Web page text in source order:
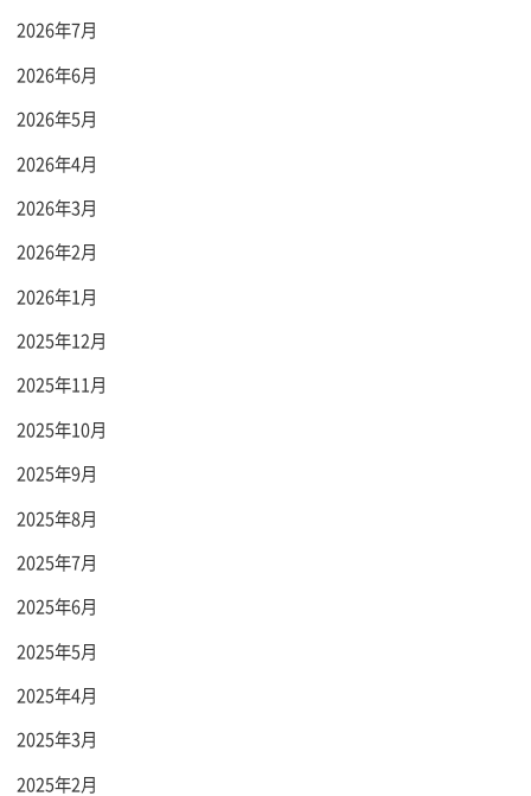
2026年7月
2026年6月
2026年5月
2026年4月
2026年3月
2026年2月
2026年1月
2025年12月
2025年11月
2025年10月
2025年9月
2025年8月
2025年7月
2025年6月
2025年5月
2025年4月
2025年3月
2025年2月